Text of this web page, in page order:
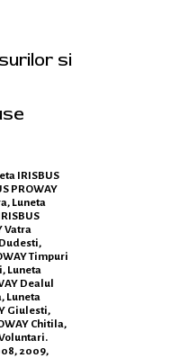
si
IRISBUS
PROWAY
Luneta
Vatra
Timpuri
Luneta
Dealul
Luneta
Giulesti,
Chitila,
2009,